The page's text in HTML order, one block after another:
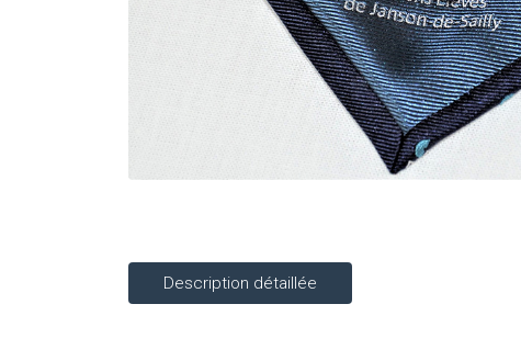
Description détaillée